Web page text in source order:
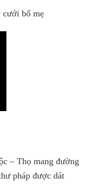
– Thọ mang đường
pháp được dát